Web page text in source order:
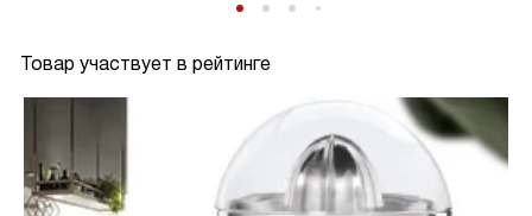
Товар участвует в рейтинге